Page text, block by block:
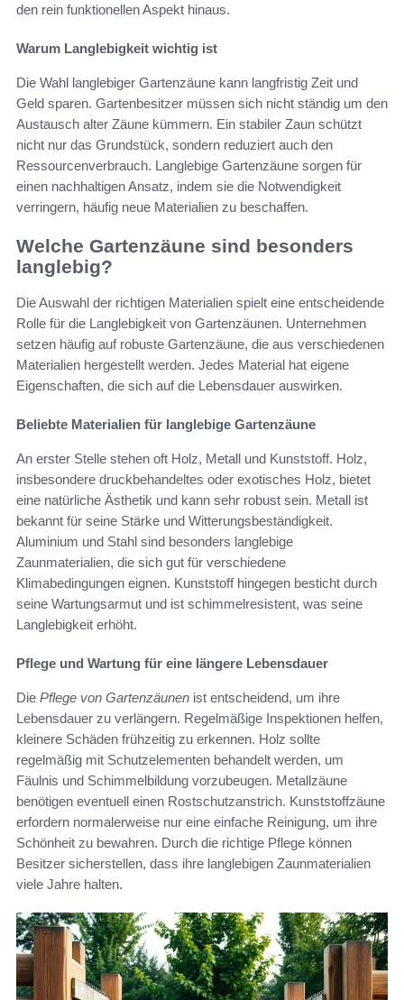
den rein funktionellen Aspekt hinaus.
Warum Langlebigkeit wichtig ist
Die Wahl langlebiger Gartenzäune kann langfristig Zeit und
Geld sparen. Gartenbesitzer müssen sich nicht ständig um den
Austausch alter Zäune kümmern. Ein stabiler Zaun schützt
nicht nur das Grundstück, sondern reduziert auch den
Ressourcenverbrauch. Langlebige Gartenzäune sorgen für
einen nachhaltigen Ansatz, indem sie die Notwendigkeit
verringern, häufig neue Materialien zu beschaffen.
Welche Gartenzäune sind besonders
langlebig?
Die Auswahl der richtigen Materialien spielt eine entscheidende
Rolle für die Langlebigkeit von Gartenzäunen. Unternehmen
setzen häufig auf robuste Gartenzäune, die aus verschiedenen
Materialien hergestellt werden. Jedes Material hat eigene
Eigenschaften, die sich auf die Lebensdauer auswirken.
Beliebte Materialien für langlebige Gartenzäune
An erster Stelle stehen oft Holz, Metall und Kunststoff. Holz,
insbesondere druckbehandeltes oder exotisches Holz, bietet
eine natürliche Ästhetik und kann sehr robust sein. Metall ist
bekannt für seine Stärke und Witterungsbeständigkeit.
Aluminium und Stahl sind besonders langlebige
Zaunmaterialien, die sich gut für verschiedene
Klimabedingungen eignen. Kunststoff hingegen besticht durch
seine Wartungsarmut und ist schimmelresistent, was seine
Langlebigkeit erhöht.
Pflege und Wartung für eine längere Lebensdauer
Die Pflege von Gartenzäunen ist entscheidend, um ihre
Lebensdauer zu verlängern. Regelmäßige Inspektionen helfen,
kleinere Schäden frühzeitig zu erkennen. Holz sollte
regelmäßig mit Schutzelementen behandelt werden, um
Fäulnis und Schimmelbildung vorzubeugen. Metallzäune
benötigen eventuell einen Rostschutzanstrich. Kunststoffzäune
erfordern normalerweise nur eine einfache Reinigung, um ihre
Schönheit zu bewahren. Durch die richtige Pflege können
Besitzer sicherstellen, dass ihre langlebigen Zaunmaterialien
viele Jahre halten.